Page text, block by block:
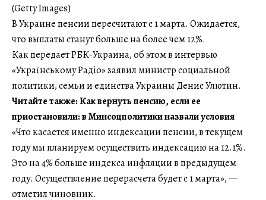
(Getty Images)
В Украине пенсии пересчитают с 1 марта. Ожидается,
что выплаты станут больше на более чем 12%.
Как передает РБК-Украина, об этом в интервью
«Українському Радіо» заявил министр социальной
политики, семьи и единства Украины Денис Улютин.
Читайте также: Как вернуть пенсию, если ее
приостановили: в Минсоцполитики назвали условия
«Что касается именно индексации пенсии, в текущем
году мы планируем осуществить индексацию на 12.1%.
Это на 4% больше индекса инфляции в предыдущем
году. Осуществление перерасчета будет с 1 марта», —
отметил чиновник.